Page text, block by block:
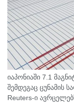
იაპონიაში 7.1
შემდეგაც ცუნამის
Reuters-ი